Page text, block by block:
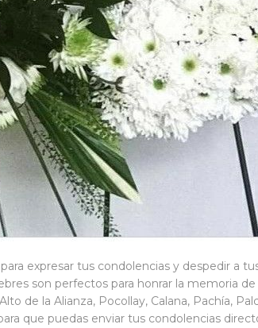
expresar tus condolencias y despedir a
son perfectos para honrar la memoria
de la Alianza, Pocollay, Calana, Pachía,
que puedas enviar tus condolencias